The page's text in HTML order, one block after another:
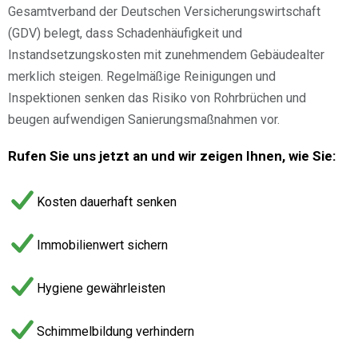
Gesamtverband der Deutschen Versicherungswirtschaft
(GDV) belegt, dass Schadenhäufigkeit und
Instandsetzungskosten mit zunehmendem Gebäudealter
merklich steigen. Regelmäßige Reinigungen und
Inspektionen senken das Risiko von Rohrbrüchen und
beugen aufwendigen Sanierungsmaßnahmen vor.
Rufen Sie uns jetzt an und wir zeigen Ihnen, wie Sie:
Kosten dauerhaft senken
Immobilienwert sichern
Hygiene gewährleisten
Schimmelbildung verhindern